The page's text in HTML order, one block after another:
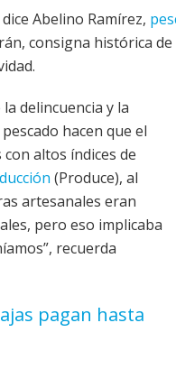
dice Abelino Ramírez,
consigna histórica
delincuencia y la
hacen que el
altos índices de
(Produce), al
artesanales eran
pero eso implicaba
recuerda
pagan hasta